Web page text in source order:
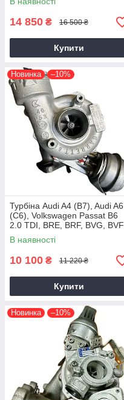
YNF6, 2.0D, GTD1444V
14 850 ₴ 16 500 ₴
Купити
Новинка –10%
Турбіна Audi A4 (B7), Audi A6
(C6), Volkswagen Passat B6
2.0 TDI, BRE, BRF, BVG, BVF
2004+
В наявності
10 100 ₴ 11 220 ₴
Купити
Новинка –10%